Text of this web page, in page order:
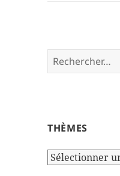
Rechercher :
THÈMES
Thèmes